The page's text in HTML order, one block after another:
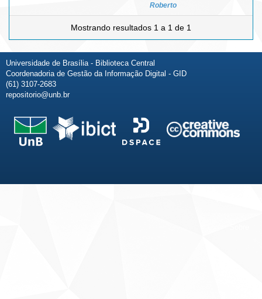
Roberto
Mostrando resultados 1 a 1 de 1
Universidade de Brasília - Biblioteca Central
Coordenadoria de Gestão da Informação Digital - GID
(61) 3107-2683
repositorio@unb.br